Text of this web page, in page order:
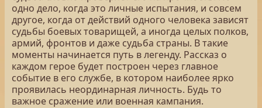
одно дело, когда это личные испытания, и совсем
другое, когда от действий одного человека зависят
судьбы боевых товарищей, а иногда целых полков,
армий, фронтов и даже судьба страны. В такие
моменты начинается путь в легенду. Рассказ о
каждом герое будет построен через главное
событие в его службе, в котором наиболее ярко
проявилась неординарная личность. Будь то
важное сражение или военная кампания.